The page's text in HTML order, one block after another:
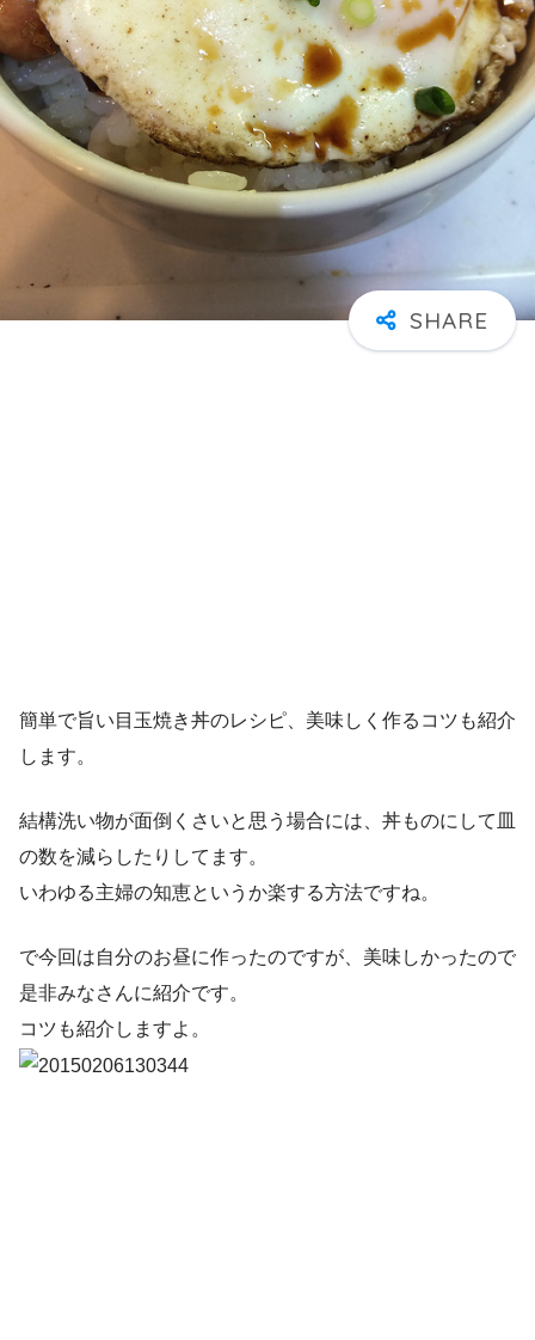
簡単で旨い目玉焼き丼のレシピ、美味しく作るコツも紹介
します。
結構洗い物が面倒くさいと思う場合には、丼ものにして皿
の数を減らしたりしてます。
いわゆる主婦の知恵というか楽する方法ですね。
で今回は自分のお昼に作ったのですが、美味しかったので
是非みなさんに紹介です。
コツも紹介しますよ。